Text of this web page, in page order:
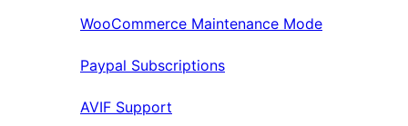
WooCommerce Maintenance Mode
Paypal Subscriptions
AVIF Support